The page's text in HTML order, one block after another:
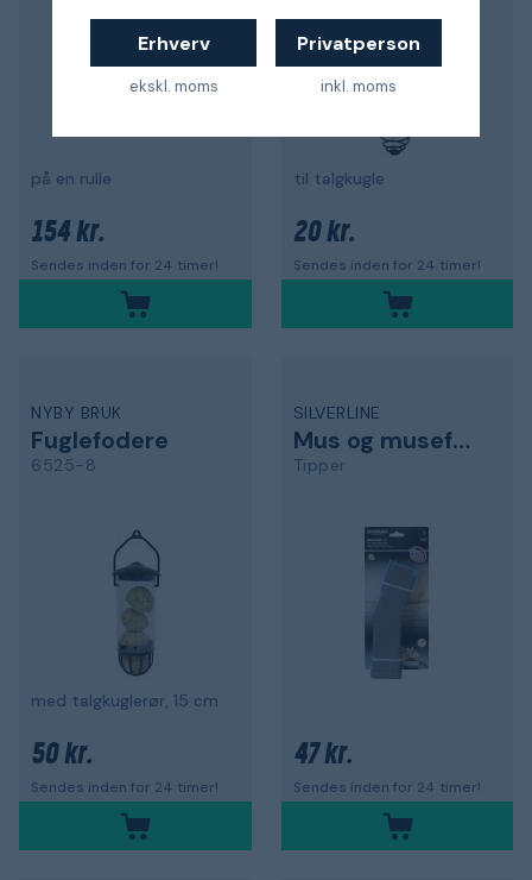
Erhverv
ekskl. moms
Privatperson
inkl. moms
på en rulle
154 kr.
Sendes inden for 24 timer!
til talgkugle
20 kr.
Sendes inden for 24 timer!
NYBY BRUK
Fuglefodere
6525-8
med talgkuglerør, 15 cm
50 kr.
Sendes inden for 24 timer!
SILVERLINE
Mus og musefælde
Tipper
47 kr.
Sendes inden for 24 timer!